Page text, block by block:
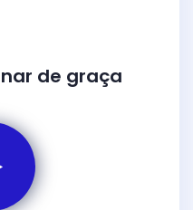
de graça